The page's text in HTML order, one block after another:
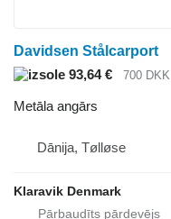
Davidsen Stålcarport
93,64 €
700 DKK
Metāla angārs
Dānija, Tølløse
Klaravik Denmark